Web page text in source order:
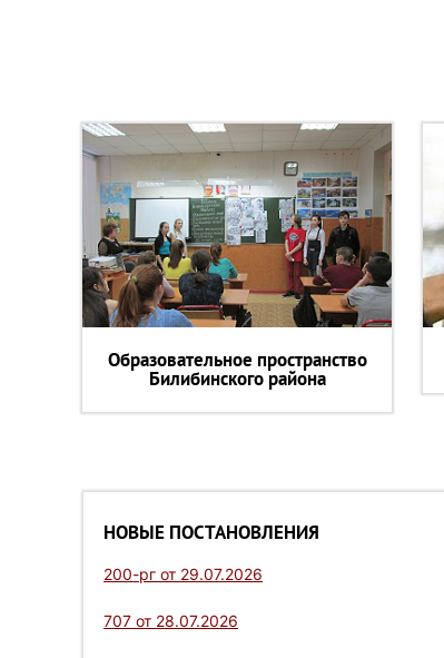
Образовательное пространство
Билибинского района
НОВЫЕ ПОСТАНОВЛЕНИЯ
200-рг от 29.07.2026
707 от 28.07.2026